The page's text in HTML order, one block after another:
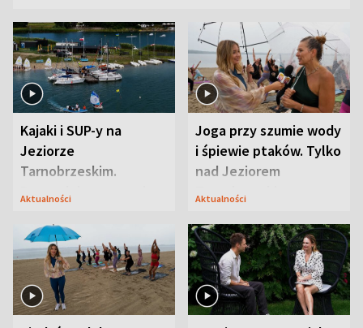
Kajaki i SUP-y na
Jeziorze
Tarnobrzeskim.
Przyrodnicy zwracają
Aktualności
Joga przy szumie wody
i śpiewie ptaków. Tylko
nad Jeziorem
Tarnobrzeskim
Aktualności